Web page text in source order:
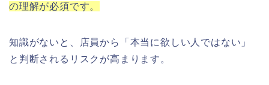
の理解が必須です。
知識がないと、店員から「本当に欲しい人ではない」
と判断されるリスクが高まります。